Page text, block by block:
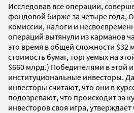
Исследовав все операции,
фондовой бирже за четыре года,
комиссии, налоги и
операций вытянули из карманов
это время в общей сложности
стоимость бумаг, торгуемых на
$660 млрд.) Победителями в этой
институциональные инвесторы.
инвесторы считают, что они в
подозревают, что происходит за
инвесторов своя игра,